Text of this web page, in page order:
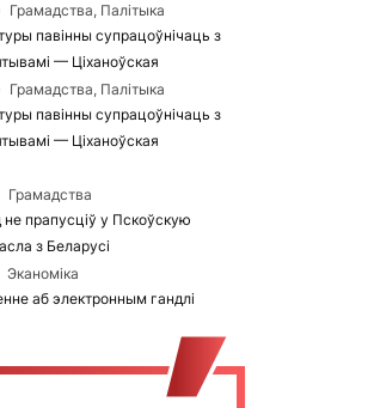
Грамадства, Палітыка
павінны супрацоўнічаць з
— Ціханоўская
Грамадства, Палітыка
павінны супрацоўнічаць з
— Ціханоўская
Грамадства
не прапусціў у Пскоўскую
з Беларусі
Эканоміка
аб электронным гандлі